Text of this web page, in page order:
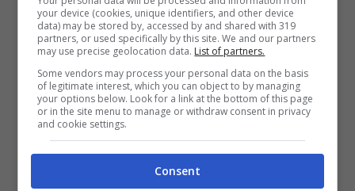
Filippi ha rivelato un talento speciale per
sintonizzarsi alla perfezione con la (…)
massa che si pasce di sentimenti
elementari”.
alla nota conduttrice la quale in modo
your device (cookies, unique identifiers, and other device
data) may be stored by, accessed by and shared with 319
partners, or used specifically by this site. We and our partners
may use precise geolocation data. List of partners.
Some vendors may process your personal data on the basis
of legitimate interest, which you can object to by managing
your options below. Look for a link at the bottom of this page
or in the site menu to manage or withdraw consent in privacy
and cookie settings.
Consent